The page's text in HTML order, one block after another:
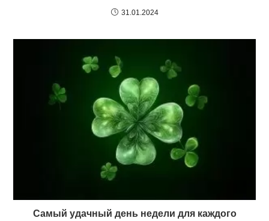
31.01.2024
Самый удачный день недели для каждого